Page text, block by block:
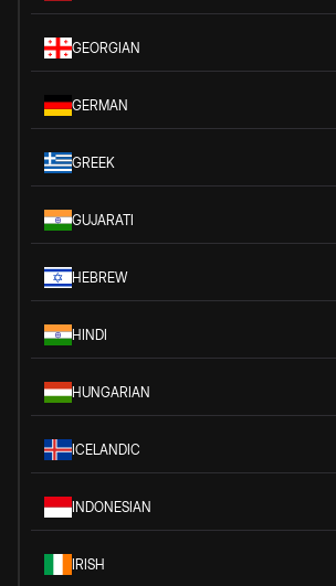
GEORGIAN
GERMAN
GREEK
GUJARATI
HEBREW
HINDI
HUNGARIAN
ICELANDIC
INDONESIAN
IRISH